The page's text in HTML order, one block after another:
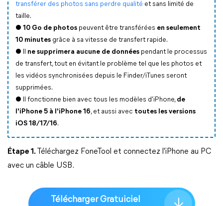
transférer des photos sans perdre qualité et sans limité de
taille.
● 10 Go de photos peuvent être transférées en seulement
10 minutes grâce à sa vitesse de transfert rapide.
● Il ne supprimera aucune de données pendant le processus
de transfert, tout en évitant le problème tel que les photos et
les vidéos synchronisées depuis le Finder/iTunes seront
supprimées.
● Il fonctionne bien avec tous les modèles d'iPhone, de
l'iPhone 5 à l'iPhone 16, et aussi avec toutes les versions
iOS 18/17/16.
Étape 1.
Téléchargez FoneTool et connectez l'iPhone au PC
avec un câble USB.
Télécharger Gratuiciel